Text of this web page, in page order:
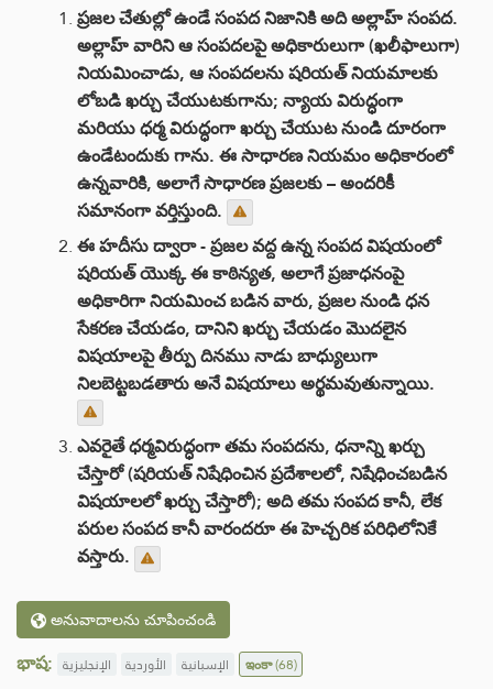
ప్రజల చేతుల్లో ఉండే సంపద నిజానికి అది అల్లాహ్ సంపద.
అల్లాహ్ వారిని ఆ సంపదలపై అధికారులుగా (ఖలీఫాలుగా)
నియమించాడు, ఆ సంపదలను షరియత్ నియమాలకు
లోబడి ఖర్చు చేయుటకుగాను; న్యాయ విరుద్ధంగా
మరియు ధర్మ విరుద్ధంగా ఖర్చు చేయుట నుండి దూరంగా
ఉండేటందుకు గాను. ఈ సాధారణ నియమం అధికారంలో
ఉన్నవారికి, అలాగే సాధారణ ప్రజలకు – అందరికీ
సమానంగా వర్తిస్తుంది.
ఈ హదీసు ద్వారా - ప్రజల వద్ద ఉన్న సంపద విషయంలో
షరియత్ యొక్క ఈ కాఠిన్యత, అలాగే ప్రజాధనంపై
అధికారిగా నియమించ బడిన వారు, ప్రజల నుండి ధన
సేకరణ చేయడం, దానిని ఖర్చు చేయడం మొదలైన
విషయాలపై తీర్పు దినము నాడు బాధ్యులుగా
నిలబెట్టబడతారు అనే విషయాలు అర్థమవుతున్నాయి.
ఎవరైతే ధర్మవిరుద్ధంగా తమ సంపదను, ధనాన్ని ఖర్చు
చేస్తారో (షరియత్ నిషేధించిన ప్రదేశాలలో, నిషేధించబడిన
విషయాలలో ఖర్చు చేస్తారో); అది తమ సంపద కానీ, లేక
పరుల సంపద కానీ వారందరూ ఈ హెచ్చరిక పరిధిలోనికే
వస్తారు.
అనువాదాలను చూపించండి
భాష: الإنجليزية الأوردية الإسبانية ఇంకా(68)